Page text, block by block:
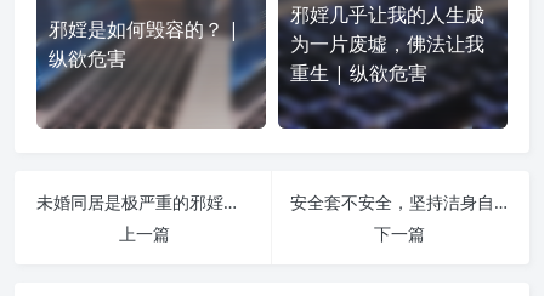
邪婬是如何毁容的？ |
纵欲危害
邪婬几乎让我的人生成
为一片废墟，佛法让我
重生 | 纵欲危害
未婚同居是极严重的邪婬行为，急速消耗婚姻中的福报 | 纵欲危害
上一篇
安全套不安全，坚持洁身自爱 | 纵欲危害
下一篇